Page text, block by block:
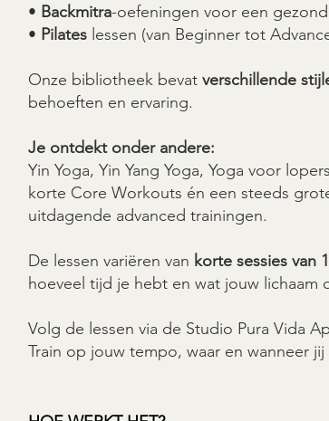
• Backmitra-oefeningen voor een
• Pilates lessen (van Beginner tot
Onze bibliotheek bevat verschillende
behoeften en ervaring.
Je ontdekt onder andere:
Yin Yoga, Yin Yang Yoga, Yoga voor
korte Core Workouts én een steeds
uitdagende advanced trainingen.
De lessen variëren van korte sessies van
hoeveel tijd je hebt en wat jouw
Volg de lessen via de Studio Pura Vida
Train op jouw tempo, waar en wanneer jij